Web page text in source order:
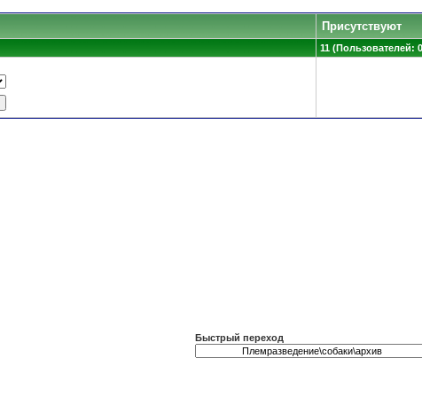
Присутствуют
11 (Пользователей:
Быстрый переход